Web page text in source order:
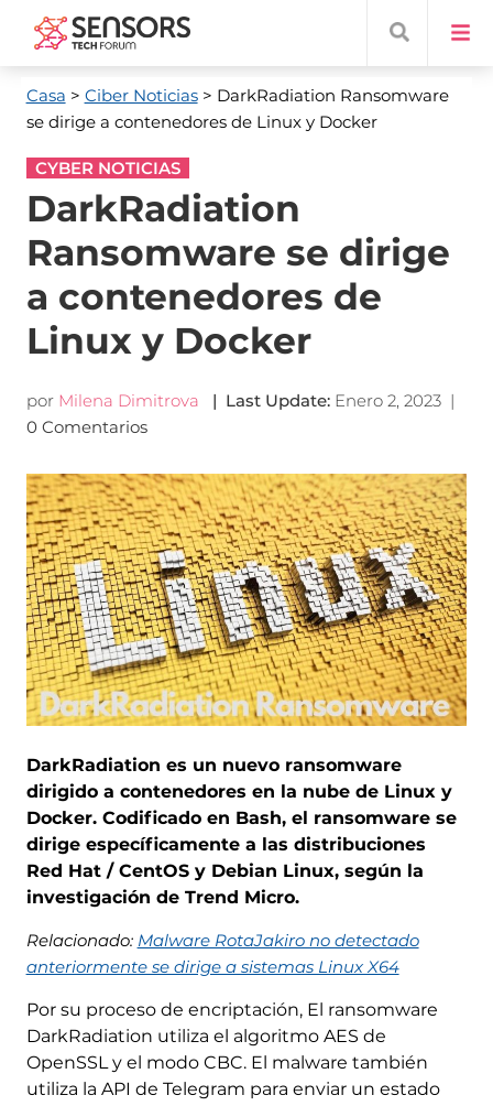
Casa > Ciber Noticias> DarkRadiation Ransomware
se dirige a contenedores de Linux y Docker
CYBER NOTICIAS
DarkRadiation
Ransomware se dirige
a contenedores de
Linux y Docker
por Milena Dimitrova | Last Update: Enero 2, 2023|
0 Comentarios
DarkRadiation es un nuevo ransomware
dirigido a contenedores en la nube de Linux y
Docker. Codificado en Bash, el ransomware se
dirige específicamente a las distribuciones
Red Hat / CentOS y Debian Linux, según la
investigación de Trend Micro.
Relacionado: Malware RotaJakiro no detectado
anteriormente se dirige a sistemas Linux X64
Por su proceso de encriptación, El ransomware
DarkRadiation utiliza el algoritmo AES de
OpenSSL y el modo CBC. El malware también
utiliza la API de Telegram para enviar un estado